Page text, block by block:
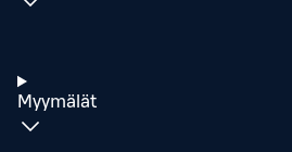
Myymälät